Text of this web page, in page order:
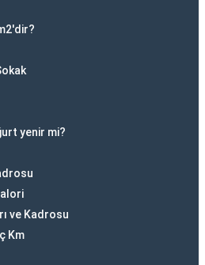
yenir mi?
ve Kadrosu
Km